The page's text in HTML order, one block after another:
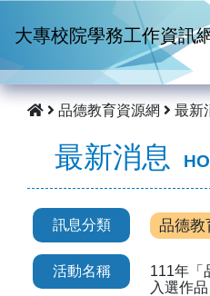
大專校院學務工作資訊
品德教育資源網 最新
最新消息
訊息分類 品德教
活動名稱
111年「
入選作品